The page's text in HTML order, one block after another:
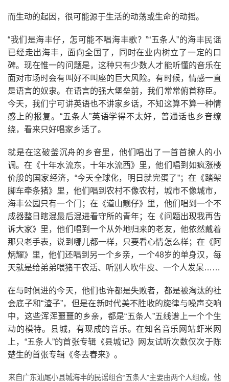
而生动的起因，很可能源于生活的动荡或生命的动摇。
“我们是海丰仔，怎可能不唱海丰歌？”“五条人”的海丰民谣
已经走出海丰，面向全国了，同时在业内树立了一定的口
碑。现在惟一的问题是，这种只有少数人才能听懂的音乐在
面对市场时会有叫好不叫座的巨大风险。有时候，情感一直
是语言的奴隶。在语言的强大堡垒前，我们常常俯首称臣。
今天，我们宁可讲英语也不讲家乡话，不知这算不算一种情
感上的报复。“五条人”英语学得不太好，普通话也乡音缭
绕，看来只好唱家乡话了。
就是在这破釜沉舟的乡音里，他们唱出了一首首撩人的小
调。在《十年水流东，十年水流西》里，他们唱到如疯涨楼
价般的国家经济，“今天全球化，明日就完蛋了”；在《踏架
脚车牵条猪》里，他们唱到农村不像农村，城市不像城市，
海丰公园只有一个门；在《道山靓仔》里，他们唱到一个不
成器整日瞎混最后混进看守所的青年；在《问题出现我再告
诉大家》里，他们唱到一个从外地归来的老友，他依然戴着
那只老手表，说到哪儿都一样，只要看心情怎么样；在《阿
炳耀》里，他们还唱到另一个乡亲，一个48岁的单身汉，每
天就是给弟弟喂猪干农活、听别人吹牛皮、一个人发呆……
在与时俱进的今天，他们也许都是失败者，都是被淘汰的社
会底子和“渣子”，但是在新时代美不胜收的旋律与噪声交响
中，这些浑浑噩噩的乡亲，都是“五条人”五线谱上一个个生
动的模特。县城，有现成的音乐。在知名音乐网站虾米网
上，“五条人”的首张专辑《县城记》网友试听次数仅次于陈
楚生的首张专辑《冬去春来》。
来自广东汕尾小县城海丰的民谣组合“五条人”主要由两个人组成，他